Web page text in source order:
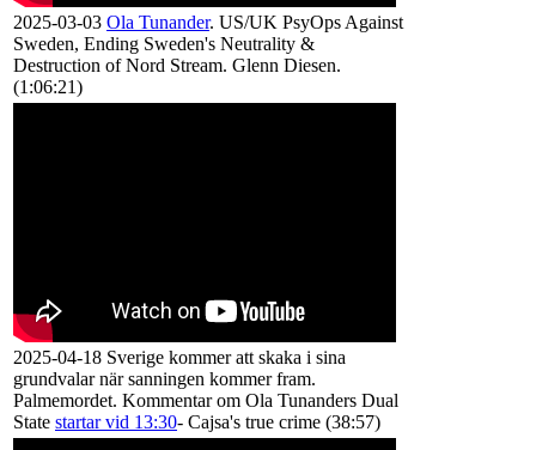
2025-03-03 Ola Tunander. US/UK PsyOps Against
Sweden, Ending Sweden's Neutrality &
Destruction of Nord Stream. Glenn Diesen.
(1:06:21)
2025-04-18 Sverige kommer att skaka i sina
grundvalar när sanningen kommer fram.
Palmemordet. Kommentar om Ola Tunanders Dual
State startar vid 13:30- Cajsa's true crime (38:57)